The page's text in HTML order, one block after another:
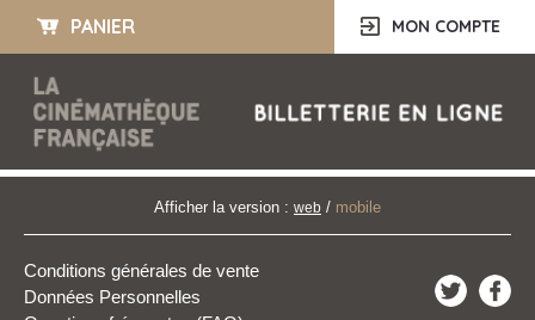
PANIER MON COMPTE
Afficher la version : web / mobile
Conditions générales de vente
Données Personnelles